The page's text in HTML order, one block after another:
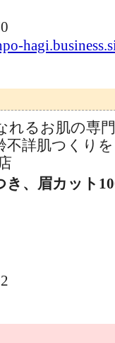
れるお肌の専
不詳肌つくり
き、眉カット